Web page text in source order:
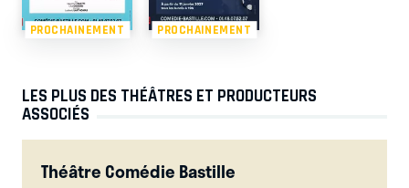
PROCHAINEMENT PROCHAINEMENT
LES PLUS DES THÉÂTRES ET PRODUCTEURS
ASSOCIÉS
Théâtre Comédie Bastille